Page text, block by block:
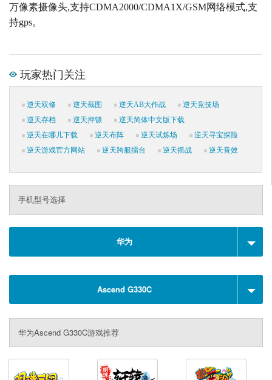
万像素摄像头,支持CDMA2000/CDMA1X/GSM网络模式,支
持gps。
玩家热门关注
逆天双修 逆天截图 逆天AB大作战
逆天竞技场
逆天存档
逆天押镖
逆天简体中文版下载
逆天在哪儿下载
逆天布阵 逆天试炼场
逆天寻宝探险
逆天游戏官方网站
逆天跨服擂台 逆天摇战 逆天音效
手机型号选择
华为
Ascend G330C
华为Ascend G330C游戏推荐